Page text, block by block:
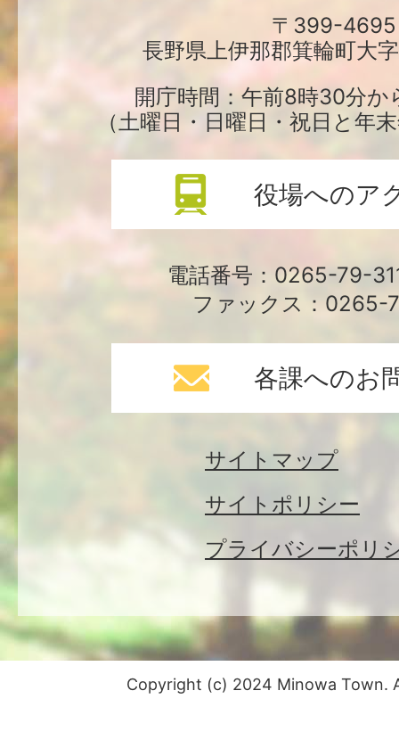
役
場
〒399-4695
長野県上伊那郡箕輪町大
開庁時間：午前8時30分か
（土曜日・日曜日・祝日と年
役場へのア
電話番号：0265-79-
ファックス：0265-
各課へのお
サイトマップ
サイトポリシー
プライバシーポリ
Copyright (c) 2024 Minowa Town.